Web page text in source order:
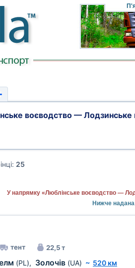
воєводство — Лодзинське
25
У напрямку «Люблінське воєводство —
Нижче
тент 22,5 т
(PL), Золочів (UA) ~ 520 км